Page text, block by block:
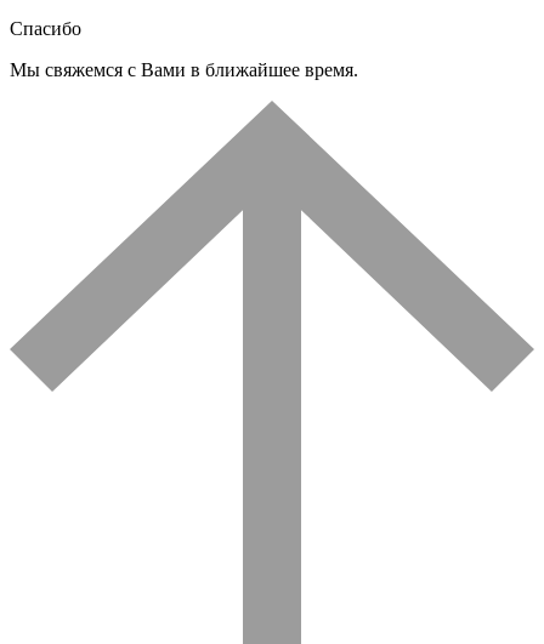
Спасибо
Мы свяжемся с Вами в ближайшее время.